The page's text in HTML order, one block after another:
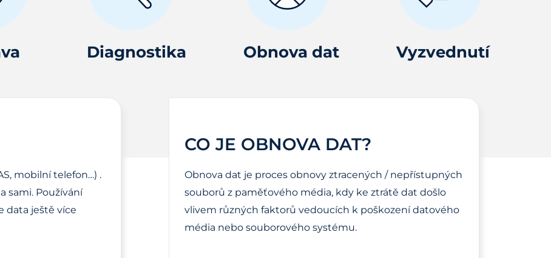
Diagnostika Obnova dat Vyzvednutí
mobilní telefon…) .
sami. Používání
data ještě více
CO JE OBNOVA DAT?
Obnova dat je proces obnovy ztracených / nepřístupných
souborů z paměťového média, kdy ke ztrátě dat došlo
vlivem různých faktorů vedoucích k poškození datového
média nebo souborového systému.